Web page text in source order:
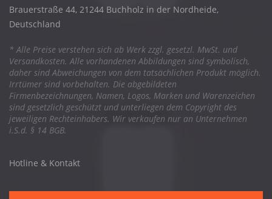
Brauerstraße 44, 21244 Buchholz in der Nordheide,
Deutschland
* Alle Preise verstehen sich ab Werk zzgl. gesetzl. MwSt. und
Versandkosten. Alle vorhandenen Abbildungen sind symbolisch,
daher sind Abweichungen von dem tatsächlichen Produkt möglich.
Irrtümer sind vorbehalten. Die abgebildeten
Firmenbezeichnungen, Namen, Logos, Marken und Warenzeichen
sind gesetzlich geschützt und unterliegen dem Copyright des
jeweiligen Rechteinhabers. Wir verkaufen nur an Unternehmen
i.S.d. § 14 BGB.
Hotline & Kontakt